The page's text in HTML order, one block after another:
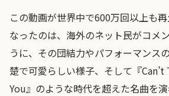
この動画が世界中で600万回以上も
なったのは、海外のネット民がコメ
うに、その団結力やパフォーマンス
楚で可愛らしい様子、そして『Can’t
You』のような時代を超えた名曲を